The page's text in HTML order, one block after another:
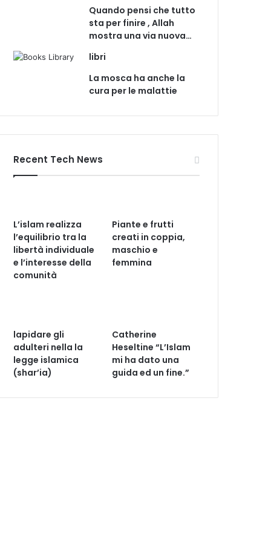
Quando pensi che tutto
sta per finire , Allah
mostra una via nuova…
libri
La mosca ha anche la
cura per le malattie
Recent Tech News
L’islam realizza
l’equilibrio tra la
libertà individuale
e l’interesse della
comunità
Piante e frutti
creati in coppia,
maschio e
femmina
lapidare gli
adulteri nella la
legge islamica
(shar’ia)
Catherine
Heseltine “L’Islam
mi ha dato una
guida ed un fine.”